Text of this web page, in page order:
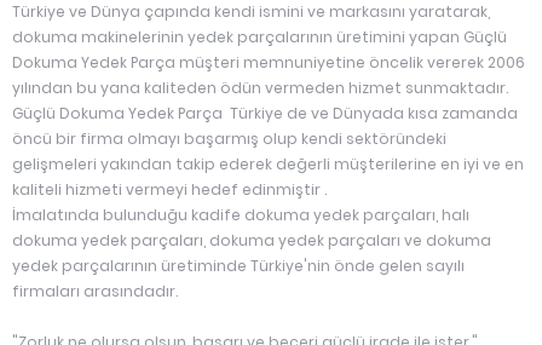
Türkiye ve Dünya çapında kendi ismini ve markasını yaratarak,
dokuma makinelerinin yedek parçalarının üretimini yapan Güçlü
Dokuma Yedek Parça müşteri memnuniyetine öncelik vererek 2006
yılından bu yana kaliteden ödün vermeden hizmet sunmaktadır.
Güçlü Dokuma Yedek Parça Türkiye de ve Dünyada kısa zamanda
öncü bir firma olmayı başarmış olup kendi sektöründeki
gelişmeleri yakından takip ederek değerli müşterilerine en iyi ve en
kaliteli hizmeti vermeyi hedef edinmiştir .
İmalatında bulunduğu kadife dokuma yedek parçaları, halı
dokuma yedek parçaları, dokuma yedek parçaları ve dokuma
yedek parçalarının üretiminde Türkiye'nin önde gelen sayılı
firmaları arasındadır.